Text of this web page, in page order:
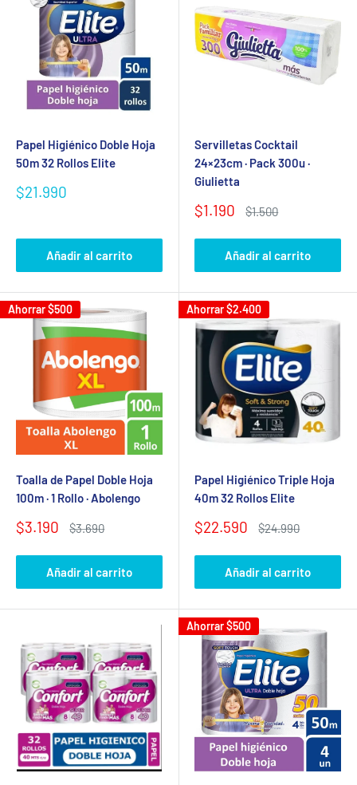
Papel Higiénico Doble Hoja
50m 32 Rollos Elite
Precio
$21.990
Añadir al carrito
Servilletas Cocktail
24×23cm · Pack 300u ·
Giulietta
Precio
venta
$1.190
Precio
$1.500
Añadir al carrito
Ahorrar$500
Toalla de Papel Doble Hoja
100m · 1 Rollo · Abolengo
Precio
venta
$3.190
Precio
$3.690
Añadir al carrito
Ahorrar$2.400
Papel Higiénico Triple Hoja
40m 32 Rollos Elite
Precio
venta
$22.590
Precio
$24.990
Añadir al carrito
Ahorrar$500